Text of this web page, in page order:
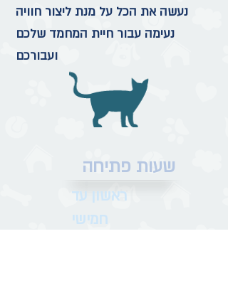
נעשה את הכל על מנת ליצור חוויה
נעימה עבור חיית המחמד שלכם
שעות פתיחה
ראשון עד
חמישי